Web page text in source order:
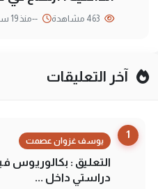
--منذ 19 ساعة
آخر التعليقات
1
يوسف غزوان عصمت
التعليق : بكالوريوس
دراستي داخل ...